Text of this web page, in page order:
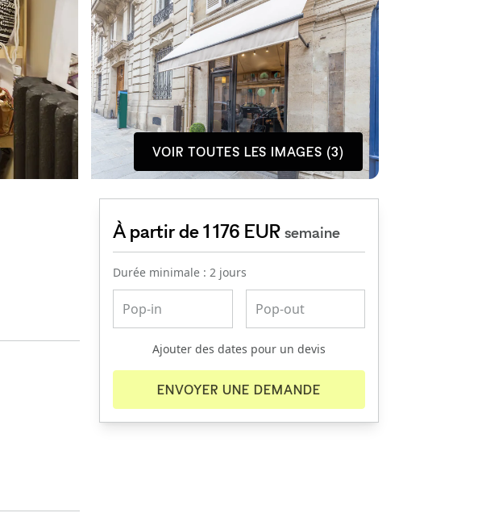
VOIR TOUTES LES IMAGES (3)
À partir de 1 176 EURsemaine
Durée minimale : 2 jours
Ajouter des dates pour un devis
ENVOYER UNE DEMANDE